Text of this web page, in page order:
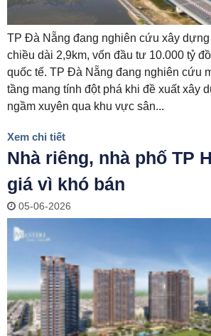
TP Đà Nẵng đang nghiên cứu xây
chiều dài 2,9km, vốn đầu tư 10.000 tỷ
quốc tế. TP Đà Nẵng đang nghiên cứu
tầng mang tính đột phá khi đề xuất xây
ngầm xuyên qua khu vực sân...
Xem chi tiết
Nhà riêng, nhà phố TP
giá vì khó bán
05-06-2026
HOÀN THÀNH
Đăng ký tư vấn trực tiếp 24/7:
0835182528 - 0819151818